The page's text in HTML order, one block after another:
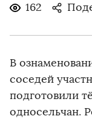
162
В
соседей
подготовили
односельчан.